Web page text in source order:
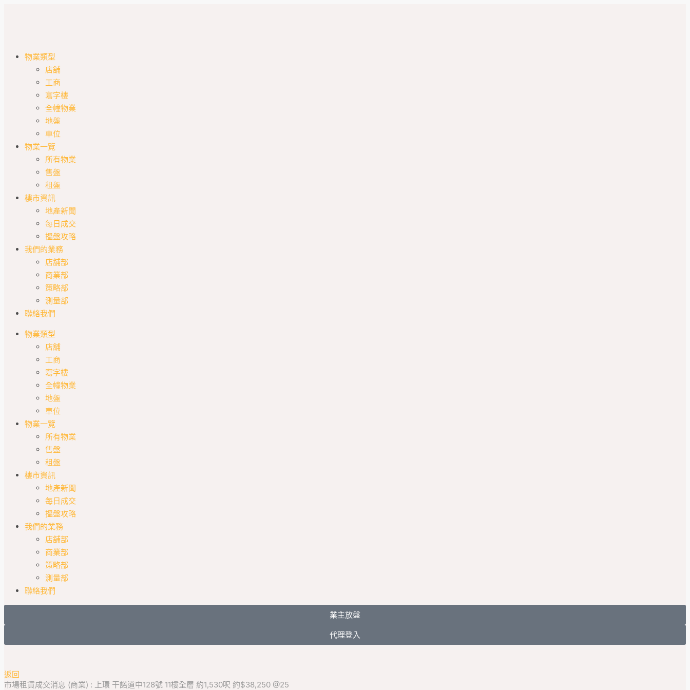
物業類型
店舖
工商
寫字樓
全幢物業
地盤
車位
物業一覽
所有物業
售盤
租盤
樓市資訊
地產新聞
每日成交
搵盤攻略
我們的業務
店舖部
商業部
策略部
測量部
聯絡我們
物業類型
店舖
工商
寫字樓
全幢物業
地盤
車位
物業一覽
所有物業
售盤
租盤
樓市資訊
地產新聞
每日成交
搵盤攻略
我們的業務
店舖部
商業部
策略部
測量部
聯絡我們
業主放盤
代理登入
返回
市場租賃成交消息 (商業) : 上環 干諾道中128號 11樓全層 約1,530呎 約$38,250 @25